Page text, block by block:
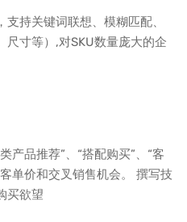
持关键词联想、模糊匹配、
尺寸等）,对SKU数量庞大的企
产品推荐”、“搭配购买”、“客
单价和交叉销售机会。 撰写技
买欲望